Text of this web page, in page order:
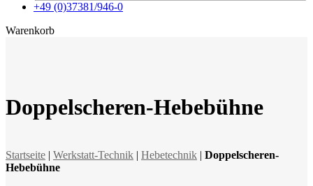
+49 (0)37381/946-0
Warenkorbx
Doppelscheren-Hebebühne
Startseite | Werkstatt-Technik | Hebetechnik | Doppelscheren-
Hebebühne